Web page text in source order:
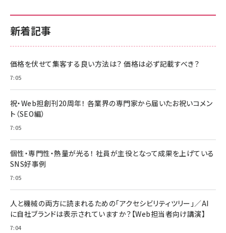
新着記事
価格を伏せて集客する良い方法は？ 価格は必ず記載すべき？
7:05
祝・Web担創刊20周年！ 各業界の専門家から届いたお祝いコメン
ト（SEO編）
7:05
個性・専門性・熱量が光る！ 社員が主役となって成果を上げている
SNS好事例
7:05
人と機械の両方に読まれるための「アクセシビリティツリー」／AI
に自社ブランドは表示されていますか？【Web担当者向け講演】
7:04